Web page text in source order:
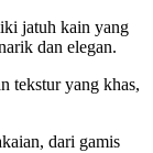
jatuh kain yang
dan elegan.
tekstur yang khas,
dari gamis